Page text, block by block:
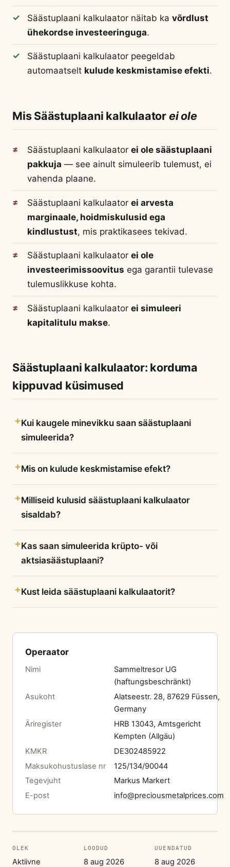
Säästuplaani kalkulaator näitab ka võrdlust
ühekordse investeeringuga.
Säästuplaani kalkulaator peegeldab
automaatselt kulude keskmistamise efekti.
Mis Säästuplaani kalkulaatorei ole
Säästuplaani kalkulaator ei ole säästuplaani
pakkuja — see ainult simuleerib tulemust, ei
vahenda plaane.
Säästuplaani kalkulaator ei arvesta
marginaale, hoidmiskulusid ega
kindlustust, mis praktikasees tekivad.
Säästuplaani kalkulaator ei ole
investeerimissoovitus ega garantii tulevase
tulemuslikkuse kohta.
Säästuplaani kalkulaator ei simuleeri
kapitalitulu makse.
Säästuplaani kalkulaator: korduma
kippuvad küsimused
Kui kaugele minevikku saan säästuplaani
simuleerida?
Mis on kulude keskmistamise efekt?
Milliseid kulusid säästuplaani kalkulaator
sisaldab?
Kas saan simuleerida krüpto- või
aktsiasäästuplaani?
Kust leida säästuplaani kalkulaatorit?
Operaator
Nimi
Sammeltresor UG
(haftungsbeschränkt)
Asukoht
Alatseestr. 28, 87629 Füssen,
Germany
Äriregister
HRB 13043, Amtsgericht
Kempten (Allgäu)
KMKR
DE302485922
Maksukohustuslase nr
125/134/90044
Tegevjuht
Markus Markert
E-post
info@preciousmetalprices.com
OLEK
Aktiivne
LOODUD
8 aug 2026
UUENDATUD
8 aug 2026